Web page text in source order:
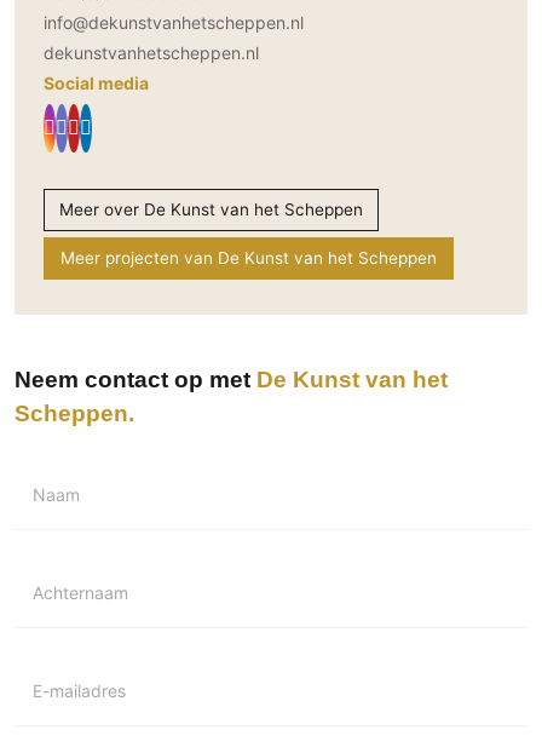
info@dekunstvanhetscheppen.nl
dekunstvanhetscheppen.nl
Social media
Meer over De Kunst van het Scheppen
Meer projecten van De Kunst van het Scheppen
Neem contact op met De Kunst van het
Scheppen
Naam
Achternaam
E-mailadres